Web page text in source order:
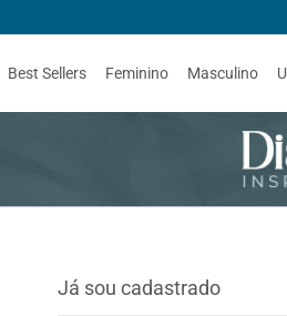
Best Sellers Feminino Masculino
Já sou cadastrado